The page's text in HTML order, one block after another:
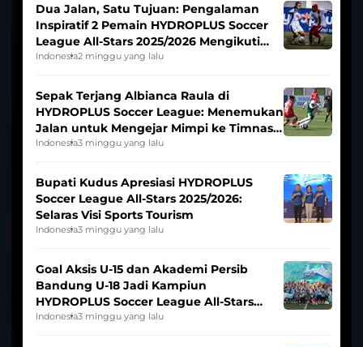
Dua Jalan, Satu Tujuan: Pengalaman
Inspiratif 2 Pemain HYDROPLUS Soccer
League All-Stars 2025/2026 Mengikuti
Seleksi Timnas Indonesia Putri
Indonesia2 minggu yang lalu
Sepak Terjang Albianca Raula di
HYDROPLUS Soccer League: Menemukan
Jalan untuk Mengejar Mimpi ke Timnas
Indonesia Putri
Indonesia3 minggu yang lalu
Bupati Kudus Apresiasi HYDROPLUS
Soccer League All-Stars 2025/2026:
Selaras Visi Sports Tourism
Indonesia3 minggu yang lalu
Goal Aksis U-15 dan Akademi Persib
Bandung U-18 Jadi Kampiun
HYDROPLUS Soccer League All-Stars
2025/2026
Indonesia3 minggu yang lalu